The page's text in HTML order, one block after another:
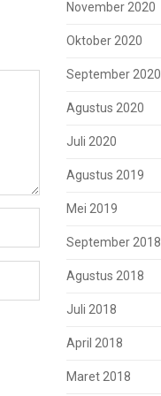
November 2020
Oktober 2020
September 2020
Agustus 2020
Juli 2020
Agustus 2019
Mei 2019
September 2018
Agustus 2018
Juli 2018
April 2018
Maret 2018